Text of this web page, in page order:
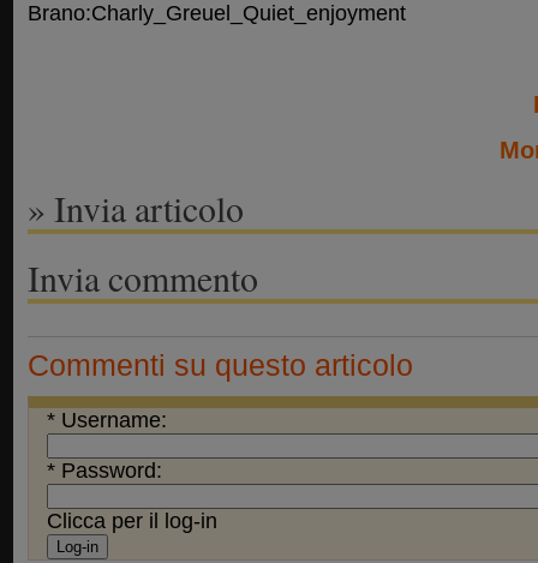
Brano:Charly_Greuel_Quiet_enjoyment
» Invia articolo
Invia commento
Commenti su questo articolo
* Username:
* Password:
Clicca per il log-in